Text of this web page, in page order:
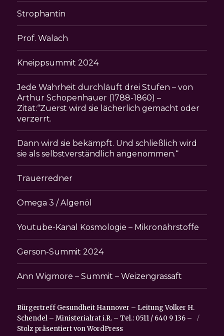
Strophantin
Prof. Walach
Kneippsummit 2024
Jede Wahrheit durchläuft drei Stufen – von
Arthur Schopenhauer (1788-1860) –
Zitat:“Zuerst wird sie lächerlich gemacht oder
verzerrt.
Dann wird sie bekämpft. Und schließlich wird
sie als selbstverständlich angenommen.“
Trauerredner
Omega 3 / Algenöl
Youtube-Kanal Kosmologie – Mikronährstoffe
Gerson-Summit 2024
Ann Wigmore – Summit – Weizengrassaft
Bürgertreff Gesundheit Hannover – Leitung Volker H.
Schendel – Ministerialrat i.R. – Tel.: 0511 / 640 9 136 –
Stolz präsentiert von WordPress